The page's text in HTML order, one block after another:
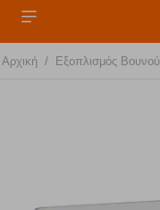
Αρχική / Εξοπλισμός